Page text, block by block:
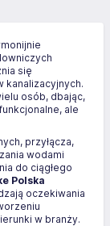
się
kanalizacyjnych.
osób, dbając,
ale
przyłącza,
wodami
do ciągłego
Polska
oczekiwania
w branży.